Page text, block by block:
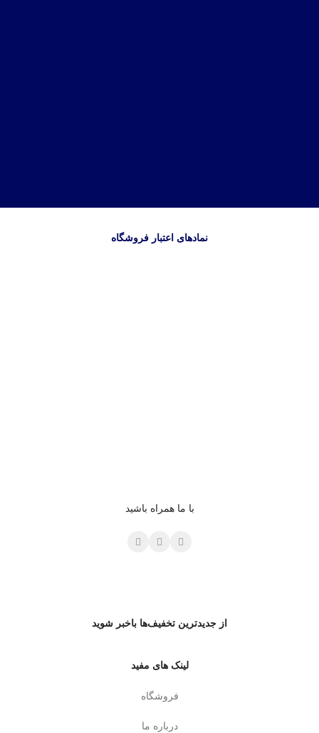
نمادهای اعتبار فروشگاه
با ما همراه باشید
از جدیدترین تخفیف‌ها باخبر شوید
لینک های مفید
فروشگاه
درباره ما